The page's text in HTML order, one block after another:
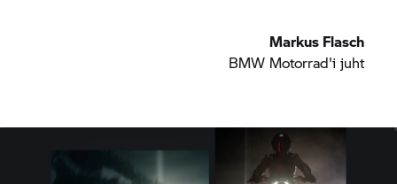
Markus Flasch
BMW Motorrad'i juht